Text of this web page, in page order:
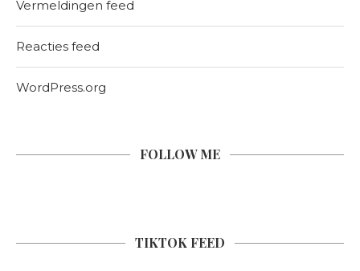
Vermeldingen feed
Reacties feed
WordPress.org
FOLLOW ME
TIKTOK FEED